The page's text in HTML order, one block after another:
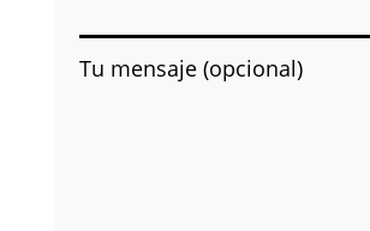
Tu mensaje (opcional)